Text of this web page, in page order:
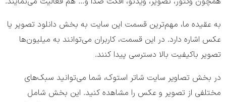
به عقیده ما، مهم‌ترین قسمت این سایت به بخش دانلود تصویر یا
عکس اشاره دارد. در این قسمت، کاربران می‌توانند به میلیون‌ها
تصویر باکیفیت بالا دسترسی پیدا کنند.
در بخش تصاویر سایت شاتر استوک، شما می‌توانید سبک‌های
مختلفی از تصویر و عکس را مشاهده کنید. این بخش شامل